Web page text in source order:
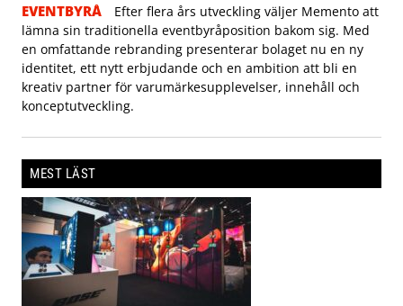
EVENTBYRÅ
Efter flera års utveckling väljer Memento att
lämna sin traditionella eventbyråposition bakom sig. Med
en omfattande rebranding presenterar bolaget nu en ny
identitet, ett nytt erbjudande och en ambition att bli en
kreativ partner för varumärkesupplevelser, innehåll och
konceptutveckling.
MEST LÄST